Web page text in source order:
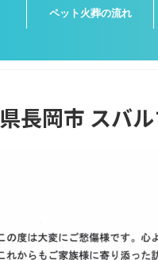
ペット火葬の流れ
長岡市 スバ